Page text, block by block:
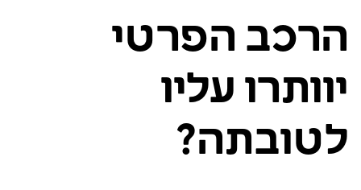
הרכב הפרטי
יוותרו עליו
לטובתה?